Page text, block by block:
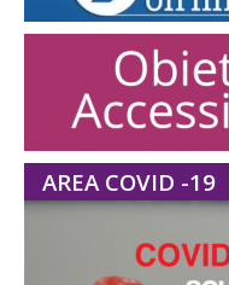
AREA COVID -19